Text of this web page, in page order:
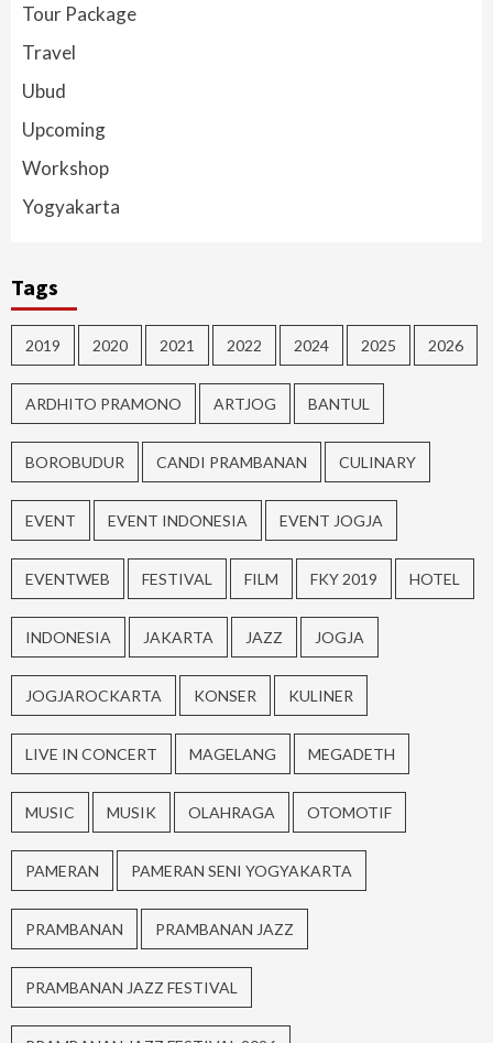
Tour Package
Travel
Ubud
Upcoming
Workshop
Yogyakarta
Tags
2019 2020 2021 2022 2024 2025 2026
ARDHITO PRAMONO ARTJOG BANTUL
BOROBUDUR CANDI PRAMBANAN CULINARY
EVENT EVENT INDONESIA EVENT JOGJA
EVENTWEB FESTIVAL FILM FKY 2019 HOTEL
INDONESIA JAKARTA JAZZ JOGJA
JOGJAROCKARTA KONSER KULINER
LIVE IN CONCERT MAGELANG MEGADETH
MUSIC MUSIK OLAHRAGA OTOMOTIF
PAMERAN PAMERAN SENI YOGYAKARTA
PRAMBANAN PRAMBANAN JAZZ
PRAMBANAN JAZZ FESTIVAL